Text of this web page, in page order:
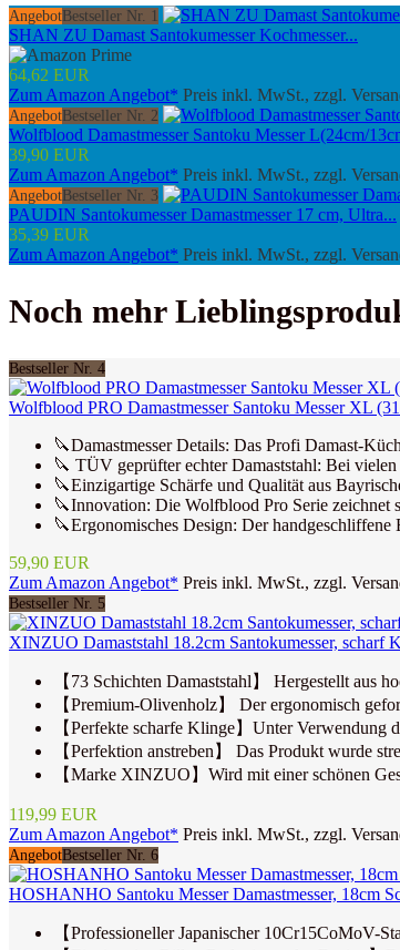
Angebot Bestseller Nr. 1
SHAN ZU Damast Santokumesser Kochmesser...
64,62 EUR
Zum Amazon Angebot* Preis inkl. MwSt., zzgl.
Angebot Bestseller Nr. 2
Wolfblood Damastmesser Santoku Messer L(24cm/
39,90 EUR
Zum Amazon Angebot* Preis inkl. MwSt., zzgl.
Angebot Bestseller Nr. 3
PAUDIN Santokumesser Damastmesser 17 cm, Ultra...
35,39 EUR
Zum Amazon Angebot* Preis inkl. MwSt., zzgl.
Noch mehr
Bestseller Nr. 4
Wolfblood PRO Damastmesser Santoku Messer XL
🔪Damastmesser Details: Das Profi Damast-
🔪 TÜV geprüfter echter Damaststahl: Bei
🔪Einzigartige Schärfe und Qualität aus
🔪Innovation: Die Wolfblood Pro Serie zeichnet
🔪Ergonomisches Design: Der
59,90 EUR
Zum Amazon Angebot* Preis inkl. MwSt., zzgl.
Bestseller Nr. 5
XINZUO Damaststahl 18.2cm Santokumesser, scharf
【73 Schichten Damaststahl】 Hergestellt aus
【Premium-Olivenholz】 Der ergonomisch
【Perfekte scharfe Klinge】Unter Verwendung
【Perfektion anstreben】 Das Produkt wurde
【Marke XINZUO】Wird mit einer schönen
119,99 EUR
Zum Amazon Angebot* Preis inkl. MwSt., zzgl.
AngebotBestseller Nr. 6
HOSHANHO Santoku Messer Damastmesser, 18cm
【Professioneller Japanischer 10Cr15CoMoV-